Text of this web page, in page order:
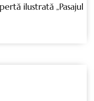
ilustrată „Pasajul